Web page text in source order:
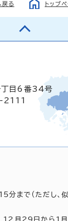
戻る トップ
丁目6番34号
2111
まで（ただし、
12月29日から1